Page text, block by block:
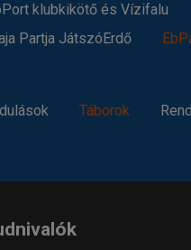
klubkikötő és Vízifalu
Partja JátszóErdő
Táborok